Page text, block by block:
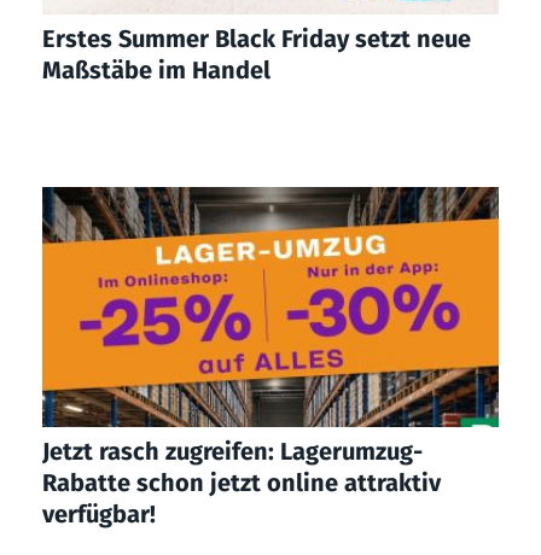
Erstes Summer Black Friday setzt neue
Maßstäbe im Handel
Jetzt rasch zugreifen: Lagerumzug-
Rabatte schon jetzt online attraktiv
verfügbar!